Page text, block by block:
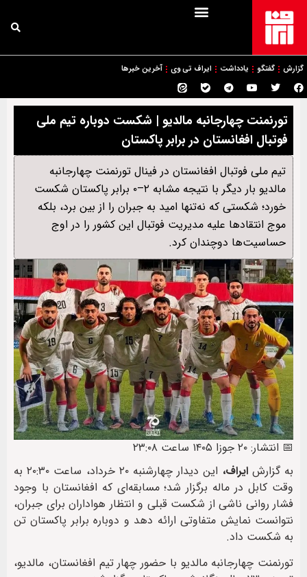
گزارش گفتگو یادداشت ایراف تی وی آخرین خبرها
تورنمنت چهارجانبه مالدیو | شکست دوباره تیم ملی
فوتبال افغانستان در برابر پاکستان
تیم ملی فوتبال افغانستان در فینال تورنمنت چهارجانبه
مالدیو بار دیگر با نتیجه مشابه ۲–۰ برابر پاکستان شکست
خورد؛ شکستی که نه‌تنها امید به جبران را از بین برد، بلکه
موج انتقادها علیه مدیریت فوتبال این کشور را در اوج
حساسیت‌ها دوچندان کرد.
📅 انتشار: ۲۰ جوزا ۱۴۰۵ ساعت ۲۳:۰۸
به گزارشایراف،
این دیدار چهارشنبه ۲۰ خرداد، ساعت ۲۰:۳۰ به
وقت کابل در ماله برگزار شد؛ مسابقه‌ای که افغانستان با وجود
فشار روانی ناشی از شکست قبلی و انتظار هواداران برای جبران،
نتوانست نمایش متفاوتی ارائه دهد و دوباره برابر پاکستان تن
به شکست داد.
تورنمنت چهارجانبه مالدیو با حضور چهار تیم افغانستان، مالدیو،